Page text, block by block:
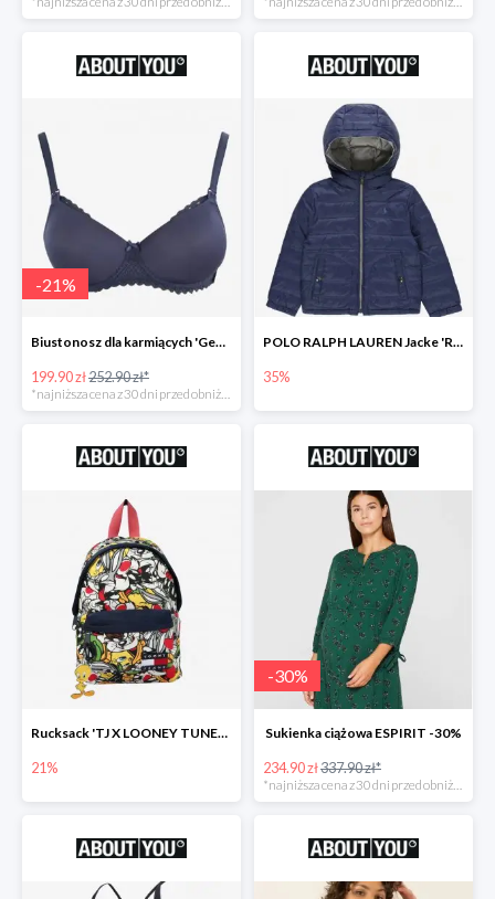
-21%
Biustonosz dla karmiących 'Geo Lace' -21%
199.90 zł252.90 zł*
POLO RALPH LAUREN Jacke 'REVERSE' w kolorze granatowym
35%
Rucksack 'TJ X LOONEY TUNES Plecak
21%
-30%
Sukienka ciążowa ESPIRIT -30%
234.90 zł337.90 zł*
*najniższa cena z 30 dni przed obniżką